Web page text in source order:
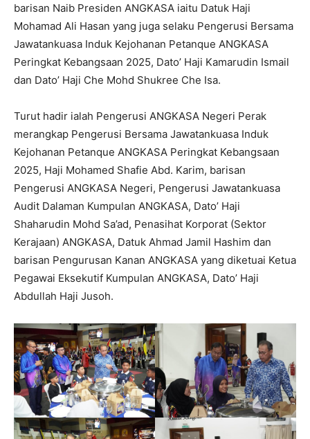
barisan Naib Presiden ANGKASA iaitu Datuk Haji
Mohamad Ali Hasan yang juga selaku Pengerusi Bersama
Jawatankuasa Induk Kejohanan Petanque ANGKASA
Peringkat Kebangsaan 2025, Dato’ Haji Kamarudin Ismail
dan Dato’ Haji Che Mohd Shukree Che Isa.
Turut hadir ialah Pengerusi ANGKASA Negeri Perak
merangkap Pengerusi Bersama Jawatankuasa Induk
Kejohanan Petanque ANGKASA Peringkat Kebangsaan
2025, Haji Mohamed Shafie Abd. Karim, barisan
Pengerusi ANGKASA Negeri, Pengerusi Jawatankuasa
Audit Dalaman Kumpulan ANGKASA, Dato’ Haji
Shaharudin Mohd Sa’ad, Penasihat Korporat (Sektor
Kerajaan) ANGKASA, Datuk Ahmad Jamil Hashim dan
barisan Pengurusan Kanan ANGKASA yang diketuai Ketua
Pegawai Eksekutif Kumpulan ANGKASA, Dato’ Haji
Abdullah Haji Jusoh.